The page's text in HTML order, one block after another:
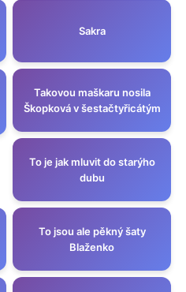
Sakra
Takovou maškaru nosila
Škopková v šestačtyřicátým
To je jak mluvit do starýho
dubu
To jsou ale pěkný šaty
Blaženko